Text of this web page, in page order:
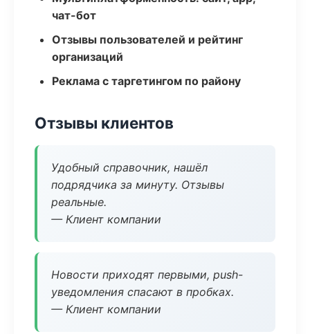
чат-бот
Отзывы пользователей и рейтинг
организаций
Реклама с таргетингом по району
Отзывы клиентов
Удобный справочник, нашёл
подрядчика за минуту. Отзывы
реальные.
— Клиент компании
Новости приходят первыми, push-
уведомления спасают в пробках.
— Клиент компании